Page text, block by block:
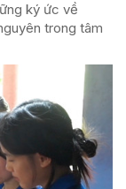
ký ức về
trong tâm